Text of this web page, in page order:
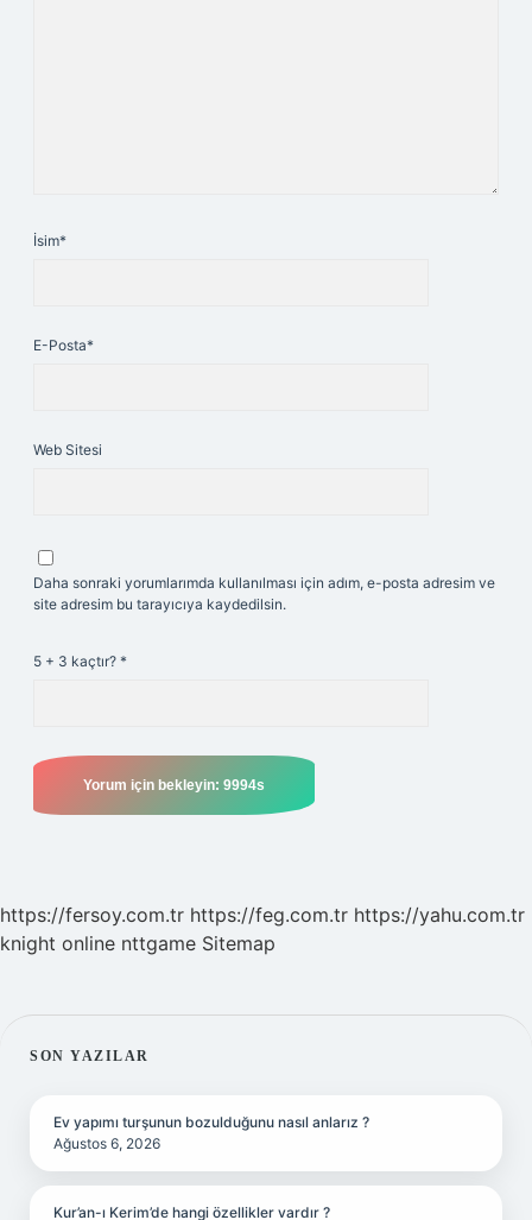
İsim*
E-Posta*
Web Sitesi
Daha sonraki yorumlarımda kullanılması için adım, e-posta adresim ve
site adresim bu tarayıcıya kaydedilsin.
5 + 3 kaçtır? *
https://fersoy.com.tr https://feg.com.tr https://yahu.com.tr
knight online nttgame Sitemap
SIDEBAR
SON YAZILAR
Ev yapımı turşunun bozulduğunu nasıl anlarız ?
Ağustos 6, 2026
Kur’an-ı Kerim’de hangi özellikler vardır ?